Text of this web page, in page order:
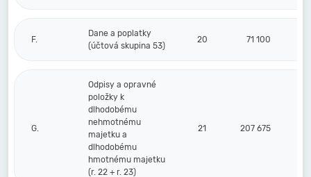
F.
Dane a poplatky
(účtová skupina 53)
20 71 100
G.
Odpisy a opravné
položky k
dlhodobému
nehmotnému
majetku a
dlhodobému
hmotnému majetku
(r. 22 + r. 23)
21 207 675